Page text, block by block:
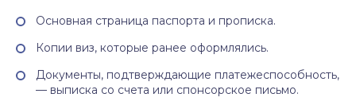
Основная страница паспорта и прописка.
Копии виз, которые ранее оформлялись.
Документы, подтверждающие платежеспособность,
— выписка со счета или спонсорское письмо.